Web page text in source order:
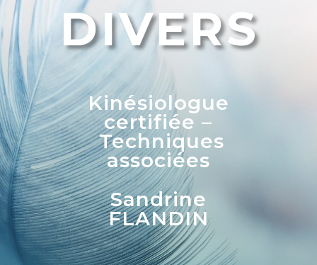
DIVERS
Kinésiologue
certifiée –
Techniques
associées
Sandrine
FLANDIN